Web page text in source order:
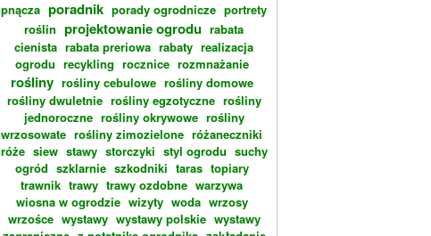
pnącza poradnik porady ogrodnicze portrety
roślin projektowanie ogrodu rabata
cienista rabata preriowa rabaty realizacja
ogrodu recykling rocznice rozmnażanie
rośliny rośliny cebulowe rośliny domowe
rośliny dwuletnie rośliny egzotyczne rośliny
jednoroczne rośliny okrywowe rośliny
wrzosowate rośliny zimozielone różaneczniki
róże siew stawy storczyki styl ogrodu suchy
ogród szklarnie szkodniki taras topiary
trawnik trawy trawy ozdobne warzywa
wiosna w ogrodzie wizyty woda wrzosy
wrzośce wystawy wystawy polskie wystawy